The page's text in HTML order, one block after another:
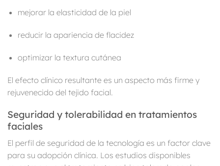
mejorar la elasticidad de la piel
reducir la apariencia de flacidez
optimizar la textura cutánea
El efecto clínico resultante es un aspecto más firme y
rejuvenecido del tejido facial.
Seguridad y tolerabilidad en tratamientos
faciales
El perfil de seguridad de la tecnología es un factor clave
para su adopción clínica. Los estudios disponibles